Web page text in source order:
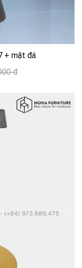
+ mặt đá
đ